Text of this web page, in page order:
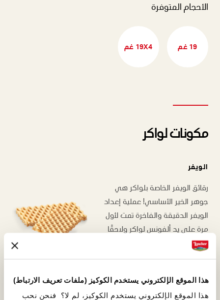
هذا الموقع الإلكتروني يستخدم الكوكيز (ملفات تعريف الارتباط)
هذا الموقع الإلكتروني يستخدم الكوكيز، لم لا؟ فنحن نحب
الأحجام المتوفرة
19 غم 19X4 غم
مكونات لواكر
الويفر
رقائق الويفر الخاصة بلواكر هي
جوهر الخير الأساسي! عملية إعداد
الويفر الدقيقة والفاخرة تمت لأول
مرة على يد ألفونس لواكر ولاحقًا
قام بها ابنه أرمين، الذي حافظ على